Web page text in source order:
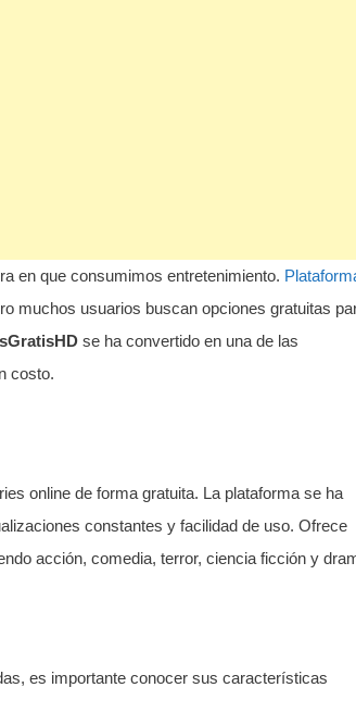
en que consumimos entretenimiento.
muchos usuarios buscan opciones gratuitas
se ha convertido en una de las
costo.
online de forma gratuita. La plataforma se ha
constantes y facilidad de uso. Ofrece
acción, comedia, terror, ciencia ficción y
es importante conocer sus características